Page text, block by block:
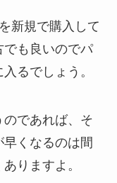
新規で購入して
も良いのでパ
るでしょう。
であれば、そ
くなるのは間
りますよ。